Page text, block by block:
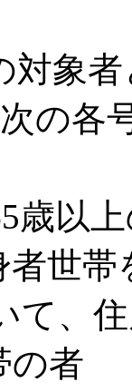
象者
の各
以上
世帯
、住
の者